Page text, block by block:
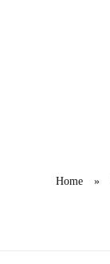
Home »